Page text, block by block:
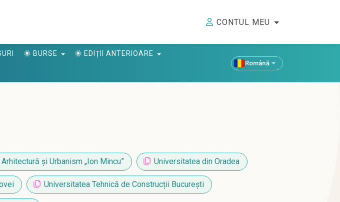
CONTUL MEU
BURSE EDIȚII ANTERIOARE
Română
și Urbanism „Ion Mincu” Universitatea din Oradea
Universitatea Tehnică de Construcții București